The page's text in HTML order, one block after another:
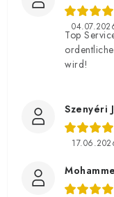
Top
wird!
Szenyéri